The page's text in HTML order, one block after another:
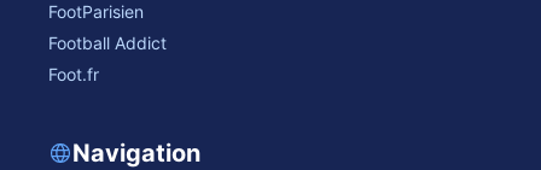
FootParisien
Football Addict
Foot.fr
Navigation